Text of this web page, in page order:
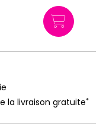
la livraison gratuite*